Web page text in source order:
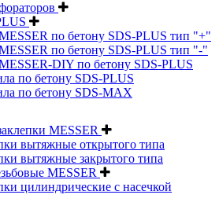
по бетону SDS-PLUS тип "+"
по бетону SDS-PLUS тип "-"
DIY по бетону SDS-PLUS
по бетону SDS-PLUS
по бетону SDS-MAX
MESSER
вытяжные открытого типа
вытяжные закрытого типа
MESSER
цилиндрические с насечкой